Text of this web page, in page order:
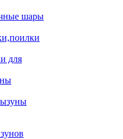
шары
для